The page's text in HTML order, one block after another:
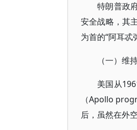
特朗普政
安全战略，其
为首的“阿耳忒
（一）维
美国从
（Apollo
后，虽然在外